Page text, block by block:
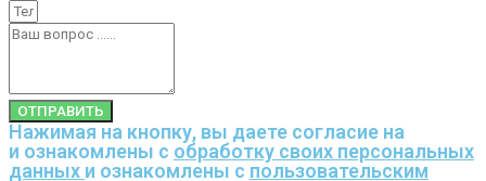
ОТПРАВИТЬ
Нажимая на кнопку, вы даете согласие на
и ознакомлены с обработку своих персональных
данных и ознакомлены с пользовательским